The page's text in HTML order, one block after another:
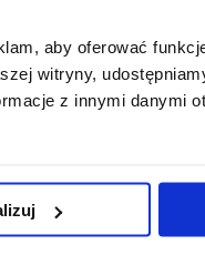
aby oferować
witryny,
z innymi danymi
w Naukach o